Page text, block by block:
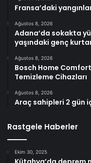
Fransa’daki
Ağustos 8, 2026
Adana’da sokakta
yaşındaki genç
Ağustos 8, 2026
Bosch Home
Temizleme Cihazları
Ağustos 8, 2026
Araç sahipleri 2 gün
Rastgele Haberler
Ekim 30, 2025